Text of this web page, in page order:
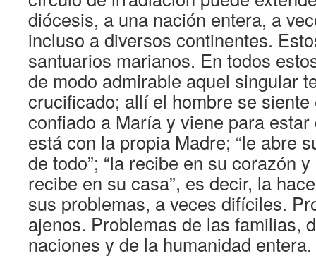
diócesis, a una nación entera, a
incluso a diversos continentes.
santuarios marianos. En todos
de modo admirable aquel singular
crucificado; allí el hombre se siente
confiado a María y viene para
está con la propia Madre; “le abre
de todo”; “la recibe en su corazón
recibe en su casa”, es decir, la
sus problemas, a veces difíciles.
ajenos. Problemas de las familias,
naciones y de la humanidad entera.